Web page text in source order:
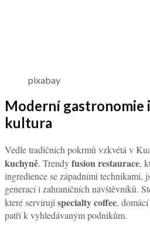
pixabay
Moderní gastronomie
kultura
Vedle tradičních pokrmů vzkvétá v
kuchyně. Trendyfusion restaurace,
ingredience se západními technikami,
generací i zahraničních návštěvníků.
které servírujíspecialty coffee,
patří k vyhledávaným podnikům.